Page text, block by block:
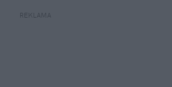
REKLAMA